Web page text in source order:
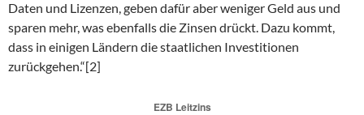
Daten und Lizenzen, geben dafür aber weniger Geld aus und
sparen mehr, was ebenfalls die Zinsen drückt. Dazu kommt,
dass in einigen Ländern die staatlichen Investitionen
zurückgehen.“[2]